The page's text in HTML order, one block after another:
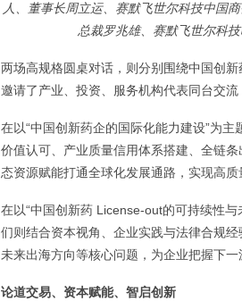
人、董事长周立运、赛默飞世尔科技中国
总裁罗兆雄、赛默飞世尔科
两场高规格圆桌对话，则分别围绕中国创新
邀请了产业、投资、服务机构代表同台交流
在以“中国创新药企的国际化能力建设”为
价值认可、产业质量信用体系搭建、全链
态资源赋能打通全球化发展通路，实现高质
在以“中国创新药 License-out的可持续性
们则结合资本视角、企业实践与法律合规
未来出海方向等核心问题，为企业把握下一
论道交易、资本赋能、智启创新